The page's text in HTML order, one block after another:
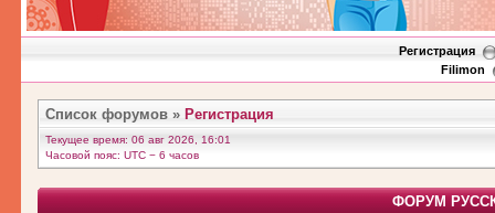
Регистрация
Filimon
Список форумов » Регистрация
Текущее время: 06 авг 2026, 16:01
Часовой пояс: UTC − 6 часов
ФОРУМ